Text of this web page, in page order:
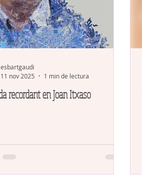
recordant en Joan Itxaso
esbartgaudi
11 nov 2025
1 min de lectura